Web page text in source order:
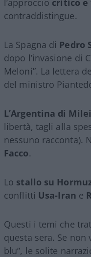
contraddistingue.
La Spagna di Pedro
dopo l’invasione di
Meloni”. La lettera
del ministro
L’Argentina di
libertà, tagli alla
nessuno racconta).
Facco.
Lo stallo su
conflitti Usa-Iran e
Questi i temi che
questa sera. Se
blu”, le solite